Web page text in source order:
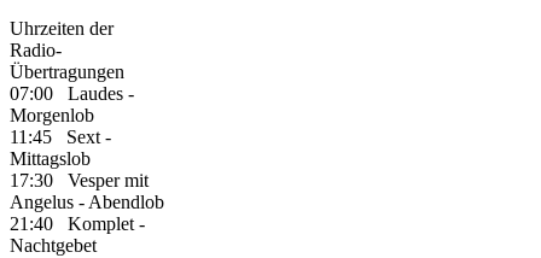
Uhrzeiten der
Radio-
Übertragungen
07:00 Laudes -
Morgenlob
11:45 Sext -
Mittagslob
17:30 Vesper mit
Angelus - Abendlob
21:40 Komplet -
Nachtgebet